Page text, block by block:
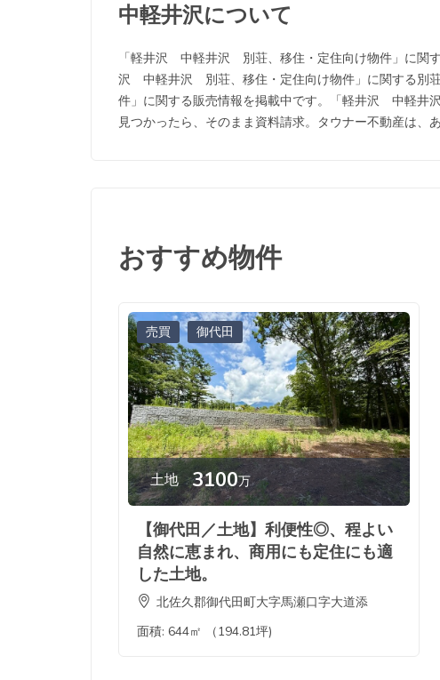
中軽井沢について
「軽井沢 中軽井沢 別荘、移住・定住向け物件」に関
沢 中軽井沢 別荘、移住・定住向け物件」に関する別
件」に関する販売情報を掲載中です。「軽井沢 中軽井
見つかったら、そのまま資料請求。タウナー不動産は、
おすすめ物件
売買 御代田
土地 3100万
【御代田／土地】利便性◎、程よい
自然に恵まれ、商用にも定住にも適
した土地。
北佐久郡御代田町大字馬瀬口字大道添
面積: 644㎡ （194.81坪)